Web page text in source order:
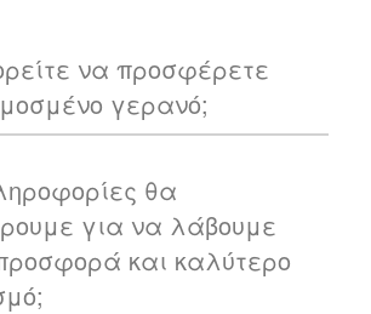
να προσφέρετε
γερανό;
θα
για να λάβουμε
και καλύτερο